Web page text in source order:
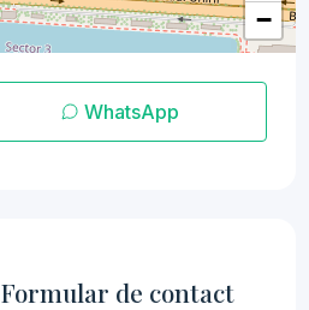
−
WhatsApp
Formular de contact